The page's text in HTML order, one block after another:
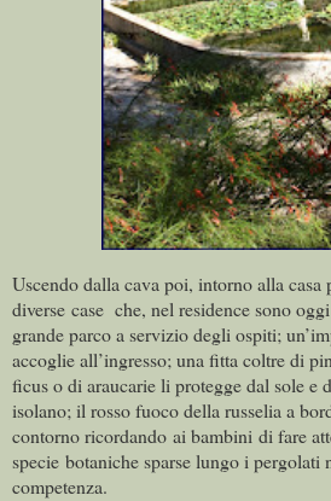
Uscendo dalla cava poi, intorno alla casa
diverse case che, nel residence sono
grande parco a servizio degli ospiti;
accoglie all’ingresso; una fitta coltre di
ficus o di araucarie li protegge dal sole e
isolano; il rosso fuoco della russelia a
contorno ricordando ai bambini di fare
specie botaniche sparse lungo i pergolati
competenza.